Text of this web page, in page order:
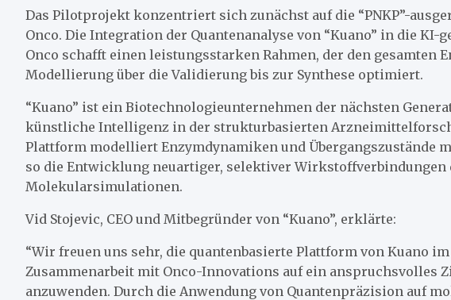
Das Pilotprojekt konzentriert sich zunächst auf die “PNKP”-
Onco. Die Integration der Quantenanalyse von “Kuano” in die KI-
Onco schafft einen leistungsstarken Rahmen, der den gesamten
Modellierung über die Validierung bis zur Synthese optimiert.
“Kuano” ist ein Biotechnologieunternehmen der nächsten
künstliche Intelligenz in der strukturbasierten
Plattform modelliert Enzymdynamiken und Übergangszustände
so die Entwicklung neuartiger, selektiver
Molekularsimulationen.
Vid Stojevic, CEO und Mitbegründer von “Kuano”, erklärte:
“Wir freuen uns sehr, die quantenbasierte Plattform von Kuano
Zusammenarbeit mit Onco-Innovations auf ein anspruchsvolles
anzuwenden. Durch die Anwendung von Quantenpräzision auf